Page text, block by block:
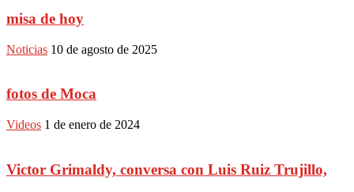
misa de hoy
Noticias 10 de agosto de 2025
fotos de Moca
Videos 1 de enero de 2024
Victor Grimaldy, conversa con Luis Ruiz Trujillo,